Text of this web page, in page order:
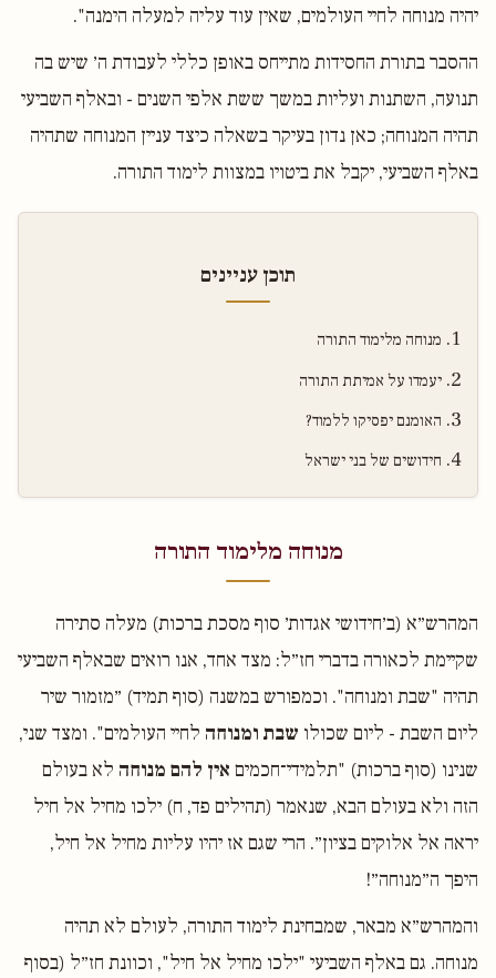
יהיה מנוחה לחיי העולמים, שאין עוד עליה למעלה הימנה".
ההסבר בתורת החסידות מתייחס באופן כללי לעבודת ה׳ שיש בה
תנועה, השתנות ועליות במשך ששת אלפי השנים - ובאלף השביעי
תהיה המנוחה; כאן נדון בעיקר בשאלה כיצד עניין המנוחה שתהיה
באלף השביעי, יקבל את ביטויו במצוות לימוד התורה.
תוכן עניינים
מנוחה מלימוד התורה
יעמדו על אמיתת התורה
האומנם יפסיקו ללמוד?
חידושים של בני ישראל
מנוחה מלימוד התורה
המהרש״א (ב׳חידושי אגדות׳ סוף מסכת ברכות) מעלה סתירה
שקיימת לכאורה בדברי חז״ל: מצד אחד, אנו רואים שבאלף השביעי
תהיה "שבת ומנוחה". וכמפורש במשנה (סוף תמיד) ״מזמור שיר
ליום השבת - ליום שכולו שבת ומנוחה לחיי העולמים". ומצד שני,
שנינו (סוף ברכות) "תלמידי־חכמים אין להם מנוחה לא בעולם
הזה ולא בעולם הבא, שנאמר (תהילים פד, ח) ילכו מחיל אל חיל
יראה אל אלוקים בציון״. הרי שגם אז יהיו עליות מחיל אל חיל,
היפך ה״מנוחה״!
והמהרש״א מבאר, שמבחינת לימוד התורה, לעולם לא תהיה
מנוחה. גם באלף השביעי "ילכו מחיל אל חיל", וכוונת חז״ל (בסוף